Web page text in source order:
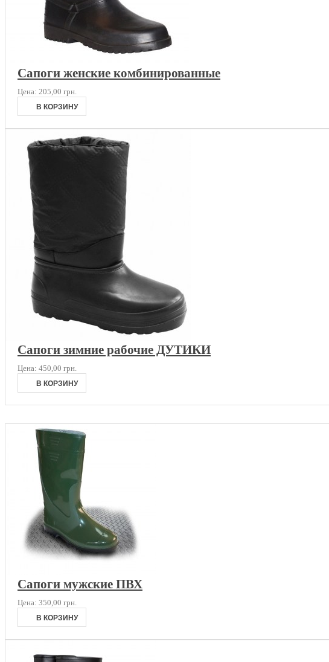
Сапоги женские комбинированные
Цена: 205,00 грн.
Сапоги зимние рабочие ДУТИКИ
Цена: 450,00 грн.
Сапоги мужские ПВХ
Цена: 350,00 грн.